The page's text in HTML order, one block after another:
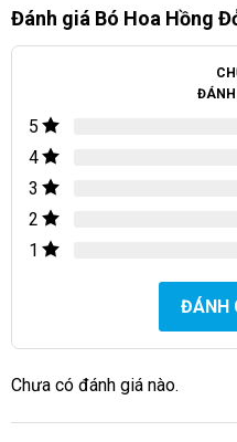
Đánh giá Bó Hoa Hồng
5
4
3
2
1
ĐÁNH
Chưa có đánh giá nào.